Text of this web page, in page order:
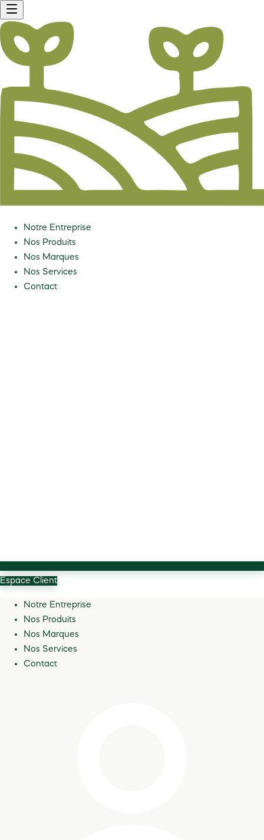
Notre Entreprise
Nos Produits
Nos Marques
Nos Services
Contact
Espace Client
Notre Entreprise
Nos Produits
Nos Marques
Nos Services
Contact